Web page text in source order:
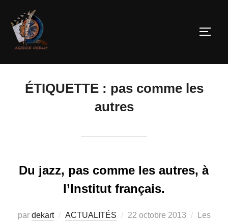
ÉTIQUETTE : pas comme les
autres
Du jazz, pas comme les autres, à
l’Institut français.
par dekart ACTUALITÉS 22 octobre 2013
Les